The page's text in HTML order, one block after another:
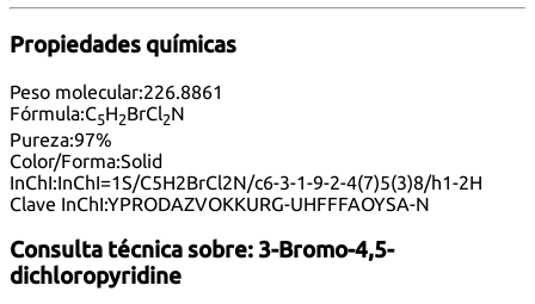
Propiedades químicas
Peso molecular:226.8861
Fórmula:C5H2BrCl2N
Pureza:97%
Color/Forma:Solid
InChI:InChI=1S/C5H2BrCl2N/c6-3-1-9-2-4(7)5(3)8/h1-2H
Clave InChI:YPRODAZVOKKURG-UHFFFAOYSA-N
Consulta técnica sobre: 3-Bromo-4,5-
dichloropyridine